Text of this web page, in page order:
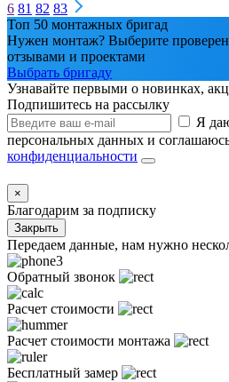
6 81 82 83
Топ 50 монтажных бригад
Нужен монтаж? Выберите
отзывами и проектами
Выбрать бригаду
Узнавайте первыми о новинках,
Подпишитесь на рассылку
Я
персональных данных и
конфиденциальности
×
Благодарим за подписку
Закрыть
Передаем данные, нам нужно
Обратный звонок
Расчет стоимости
Расчет стоимости монтажа
Бесплатный замер